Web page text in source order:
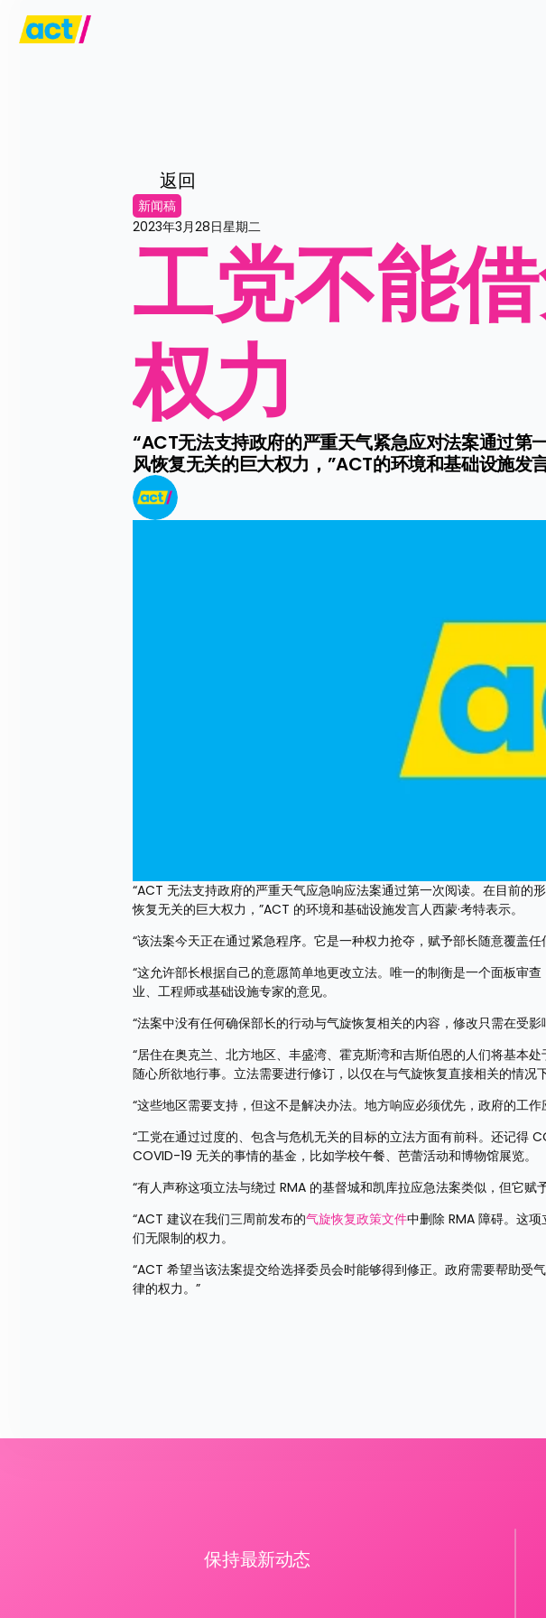
返回
新闻稿
2023年3月28日星期二
工党不能
权力
“ACT无法支持政府的严重天气紧急应对法案通过第
风恢复无关的巨大权力，”ACT的环境和基础设施发言
“ACT 无法支持政府的严重天气应急响应法案通过第一次阅读。在目前的
恢复无关的巨大权力，”ACT 的环境和基础设施发言人西蒙·考特表示。
“该法案今天正在通过紧急程序。它是一种权力抢夺，赋予部长随意覆盖
“这允许部长根据自己的意愿简单地更改立法。唯一的制衡是一个面板审
业、工程师或基础设施专家的意见。
“法案中没有任何确保部长的行动与气旋恢复相关的内容，修改只需在受影
“居住在奥克兰、北方地区、丰盛湾、霍克斯湾和吉斯伯恩的人们将基本
随心所欲地行事。立法需要进行修订，以仅在与气旋恢复直接相关的情况
“这些地区需要支持，但这不是解决办法。地方响应必须优先，政府的工
“工党在通过过度的、包含与危机无关的目标的立法方面有前科。还记得
COVID-19 无关的事情的基金，比如学校午餐、芭蕾活动和博物馆展览。
“有人声称这项立法与绕过 RMA 的基督城和凯库拉应急法案类似，但它赋
“ACT 建议在我们三周前发布的气旋恢复政策文件中删除 RMA 障碍。这
们无限制的权力。
“ACT 希望当该法案提交给选择委员会时能够得到修正。政府需要帮助受
律的权力。”
保持最新动态